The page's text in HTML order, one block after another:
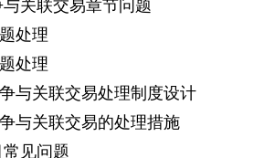
与关联交易章节问题
处理
处理
与关联交易处理制度设计
与关联交易的处理措施
见问题